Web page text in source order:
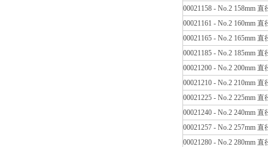
00021158 - No.2 158mm 直
00021161 - No.2 160mm 直
00021165 - No.2 165mm 直
00021185 - No.2 185mm 直
00021200 - No.2 200mm 直
00021210 - No.2 210mm 直
00021225 - No.2 225mm 直
00021240 - No.2 240mm 直
00021257 - No.2 257mm 直
00021280 - No.2 280mm 直